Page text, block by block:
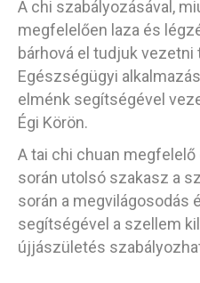
A chi szabályozásával,
megfelelően laza és
bárhová el tudjuk vezetni
Egészségügyi
elménk segítségével
Égi Körön.
A tai chi chuan
során utolsó szakasz a
során a megvilágosodás
segítségével a szellem
újjászületés